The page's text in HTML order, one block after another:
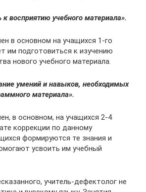
к восприятию учебного материала».
в основном на учащихся 1-го
им подготовиться к изучению
нового учебного материала.
умений и навыков, необходимых
материала».
в основном, на учащихся 2-4
коррекции по данному
формируются те знания и
усвоить им учебный
учитель-дефектолог не